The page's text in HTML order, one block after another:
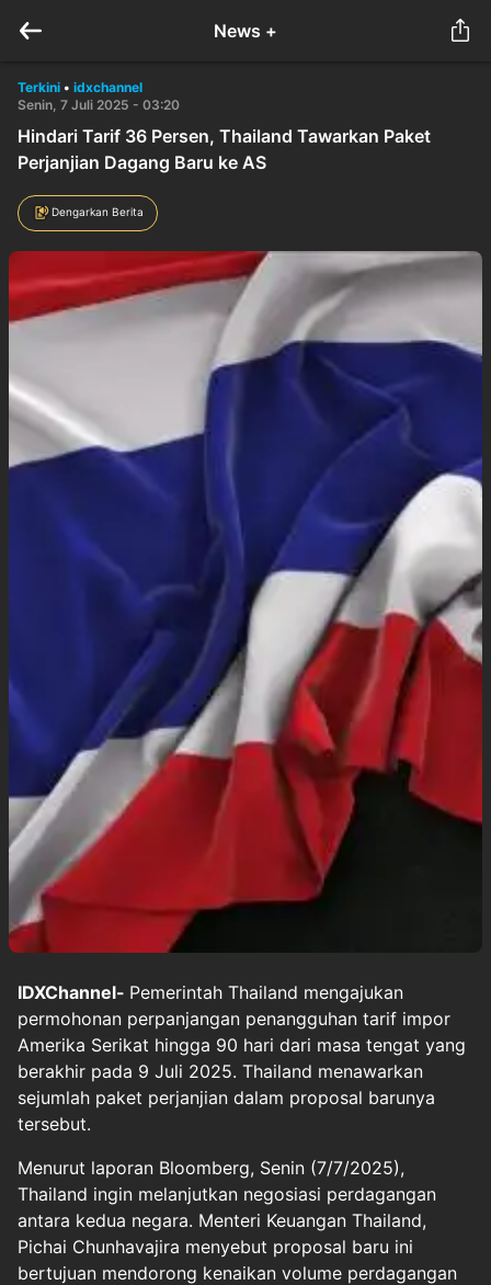
News +
Terkini • idxchannel
Senin, 7 Juli 2025 - 03:20
Hindari Tarif 36 Persen, Thailand Tawarkan Paket
Perjanjian Dagang Baru ke AS
Dengarkan Berita
IDXChannel- Pemerintah Thailand mengajukan
permohonan perpanjangan penangguhan tarif impor
Amerika Serikat hingga 90 hari dari masa tengat yang
berakhir pada 9 Juli 2025. Thailand menawarkan
sejumlah paket perjanjian dalam proposal barunya
tersebut.
Menurut laporan Bloomberg, Senin (7/7/2025),
Thailand ingin melanjutkan negosiasi perdagangan
antara kedua negara. Menteri Keuangan Thailand,
Pichai Chunhavajira menyebut proposal baru ini
bertujuan mendorong kenaikan volume perdagangan